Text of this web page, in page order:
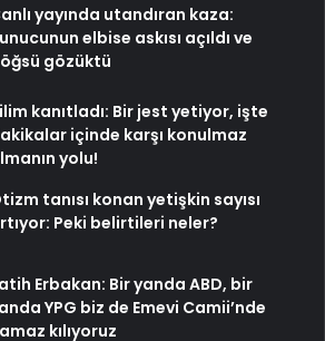
yayında utandıran kaza:
elbise askısı açıldı ve
gözüktü
kanıtladı: Bir jest yetiyor, işte
içinde karşı konulmaz
yolu!
tanısı konan yetişkin sayısı
Peki belirtileri neler?
Erbakan: Bir yanda ABD, bir
YPG biz de Emevi Camii’nde
kılıyoruz